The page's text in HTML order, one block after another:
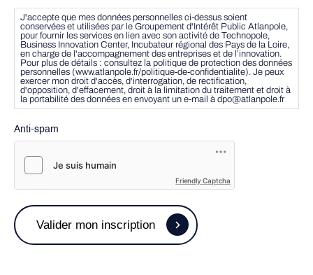
J'accepte que mes données personnelles ci-dessus soient
conservées et utilisées par le Groupement d'Intérêt Public Atlanpole,
pour fournir les services en lien avec son activité de Technopole,
Business Innovation Center, Incubateur régional des Pays de la Loire,
en charge de l'accompagnement des entreprises et de l’innovation.
Pour plus de détails : consultez la politique de protection des données
personnelles (www.atlanpole.fr/politique-de-confidentialite). Je peux
exercer mon droit d'accès, d'interrogation, de rectification,
d'opposition, d'effacement, droit à la limitation du traitement et droit à
la portabilité des données en envoyant un e-mail à dpo@atlanpole.fr
Anti-spam
Friendly Captcha